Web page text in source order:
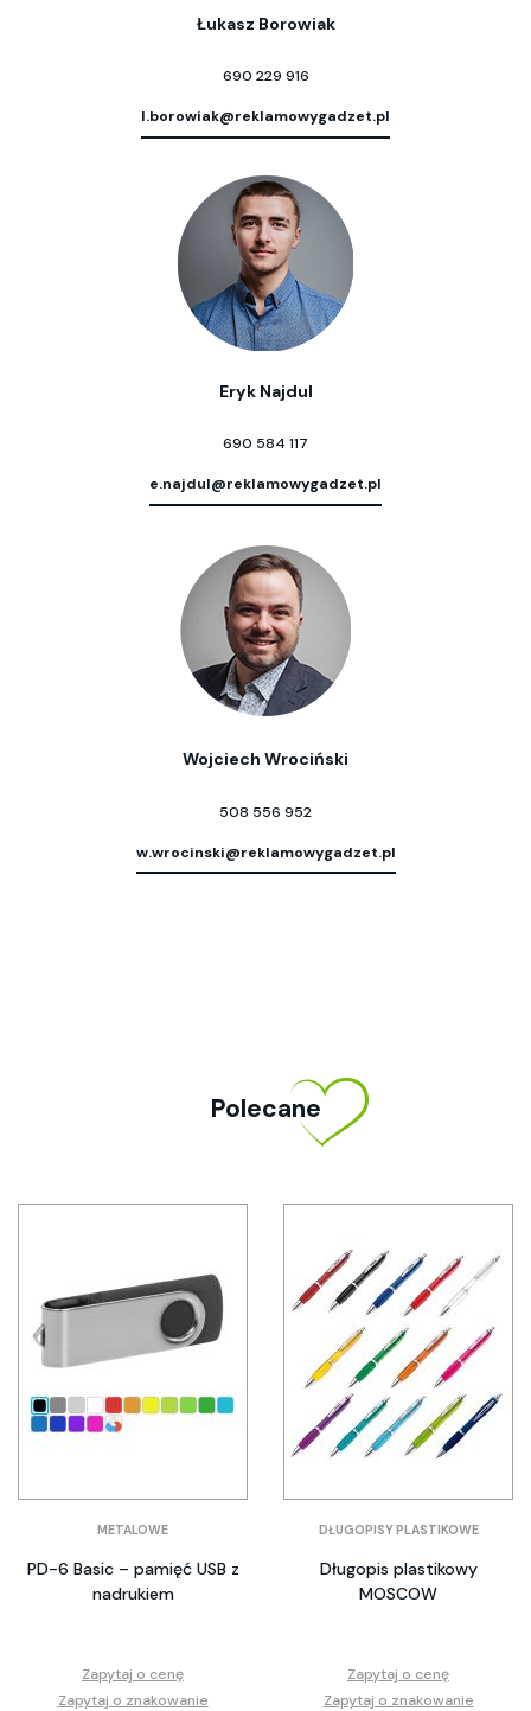
Łukasz Borowiak
690 229 916
l.borowiak@reklamowygadzet.pl
Eryk Najdul
690 584 117
e.najdul@reklamowygadzet.pl
Wojciech Wrociński
508 556 952
w.wrocinski@reklamowygadzet.pl
Polecane
METALOWE
PD-6 Basic – pamięć USB z
nadrukiem
Zapytaj o cenę
Zapytaj o znakowanie
DŁUGOPISY PLASTIKOWE
Długopis plastikowy
MOSCOW
Zapytaj o cenę
Zapytaj o znakowanie